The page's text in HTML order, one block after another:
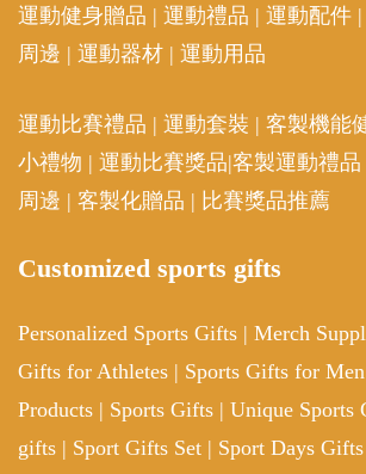
運動健身贈品 | 運動禮品 | 運動配件 |
周邊 | 運動器材 | 運動用品
運動比賽禮品 | 運動套裝 | 客製機能
小禮物 | 運動比賽獎品|客製運動禮品
周邊 | 客製化贈品 | 比賽獎品推薦
Customized sports gifts
Personalized Sports Gifts | Merch
Gifts for Athletes | Sports Gifts for Men
Products | Sports Gifts | Unique Sports
gifts | Sport Gifts Set | Sport Days Gifts